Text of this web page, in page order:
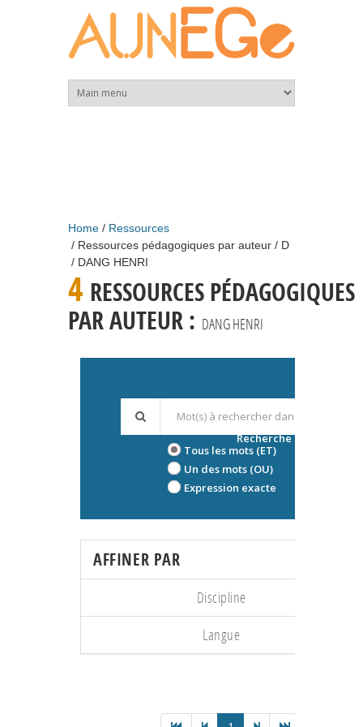
Home
Ressources
Ressources pédagogiques par auteur
D
DANG HENRI
4 RESSOURCES PÉDAGOGIQUES
PAR AUTEUR : DANG HENRI
Tous les mots (ET)
Un des mots (OU)
Expression exacte
Recherche avancée
AFFINER PAR
Discipline
Langue